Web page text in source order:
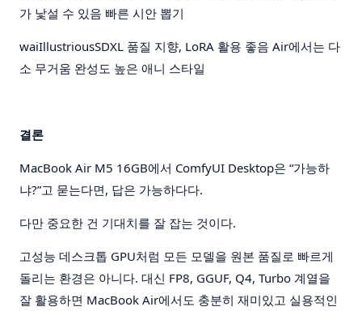
가 낯설 수 있음 빠른 시안 뽑기
waiIllustriousSDXL 품질 지향, LoRA 활용 좋음 Air에서는 다
소 무거움 완성도 높은 애니 스타일
결론
MacBook Air M5 16GB에서 ComfyUI Desktop은 “가능하
냐?”고 묻는다면, 답은 가능하다다.
다만 중요한 건 기대치를 잘 잡는 것이다.
고성능 데스크톱 GPU처럼 모든 모델을 원본 품질로 빠르게
돌리는 환경은 아니다. 대신 FP8, GGUF, Q4, Turbo 계열을
잘 활용하면 MacBook Air에서도 충분히 재미있고 실용적인